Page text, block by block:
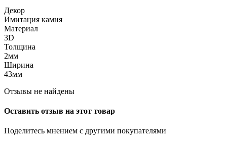
Декор
Имитация камня
Материал
3D
Толщина
2мм
Ширина
43мм
Отзывы не найдены
Оставить отзыв на этот товар
Поделитесь мнением с другими покупателями